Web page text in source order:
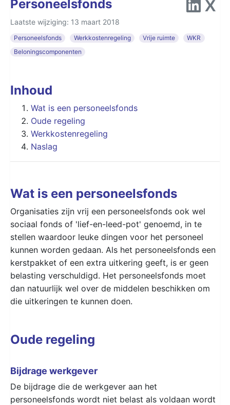
Personeelsfonds
Laatste wijziging: 13 maart 2018
Personeelsfonds Werkkostenregeling Vrije ruimte
WKR
Beloningscomponenten
Inhoud
Wat is een personeelsfonds
Oude regeling
Werkkostenregeling
Naslag
Wat is een personeelsfonds
Organisaties zijn vrij een personeelsfonds ook wel
sociaal fonds of 'lief-en-leed-pot' genoemd, in te
stellen waardoor leuke dingen voor het personeel
kunnen worden gedaan. Als het personeelsfonds een
kerstpakket of een extra uitkering geeft, is er geen
belasting verschuldigd. Het personeelsfonds moet
dan natuurlijk wel over de middelen beschikken om
die uitkeringen te kunnen doen.
Oude regeling
Bijdrage werkgever
De bijdrage die de werkgever aan het
personeelsfonds wordt niet belast als voldaan wordt